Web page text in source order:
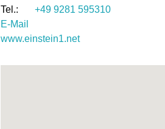
+49 9281 595310
E-Mail
www.einstein1.net